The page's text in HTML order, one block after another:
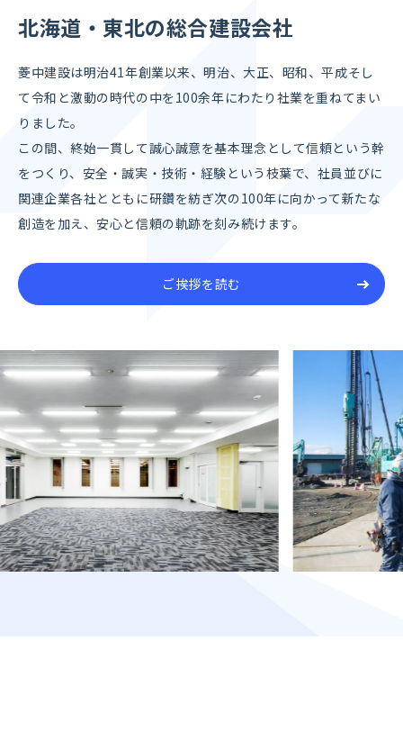
北海道・東北の総合建設会社
菱中建設は明治41年創業以来、明治、大正、昭和、平成そし
て令和と激動の時代の中を100余年にわたり社業を重ねてまい
りました。
この間、終始一貫して誠心誠意を基本理念として信頼という幹
をつくり、 安全・誠実・技術・経験という枝葉で、 社員並びに
関連企業各社とともに研鑽を紡ぎ次の100年に向かって新たな
創造を加え、安心と信頼の軌跡を刻み続けます。
ご挨拶を読む